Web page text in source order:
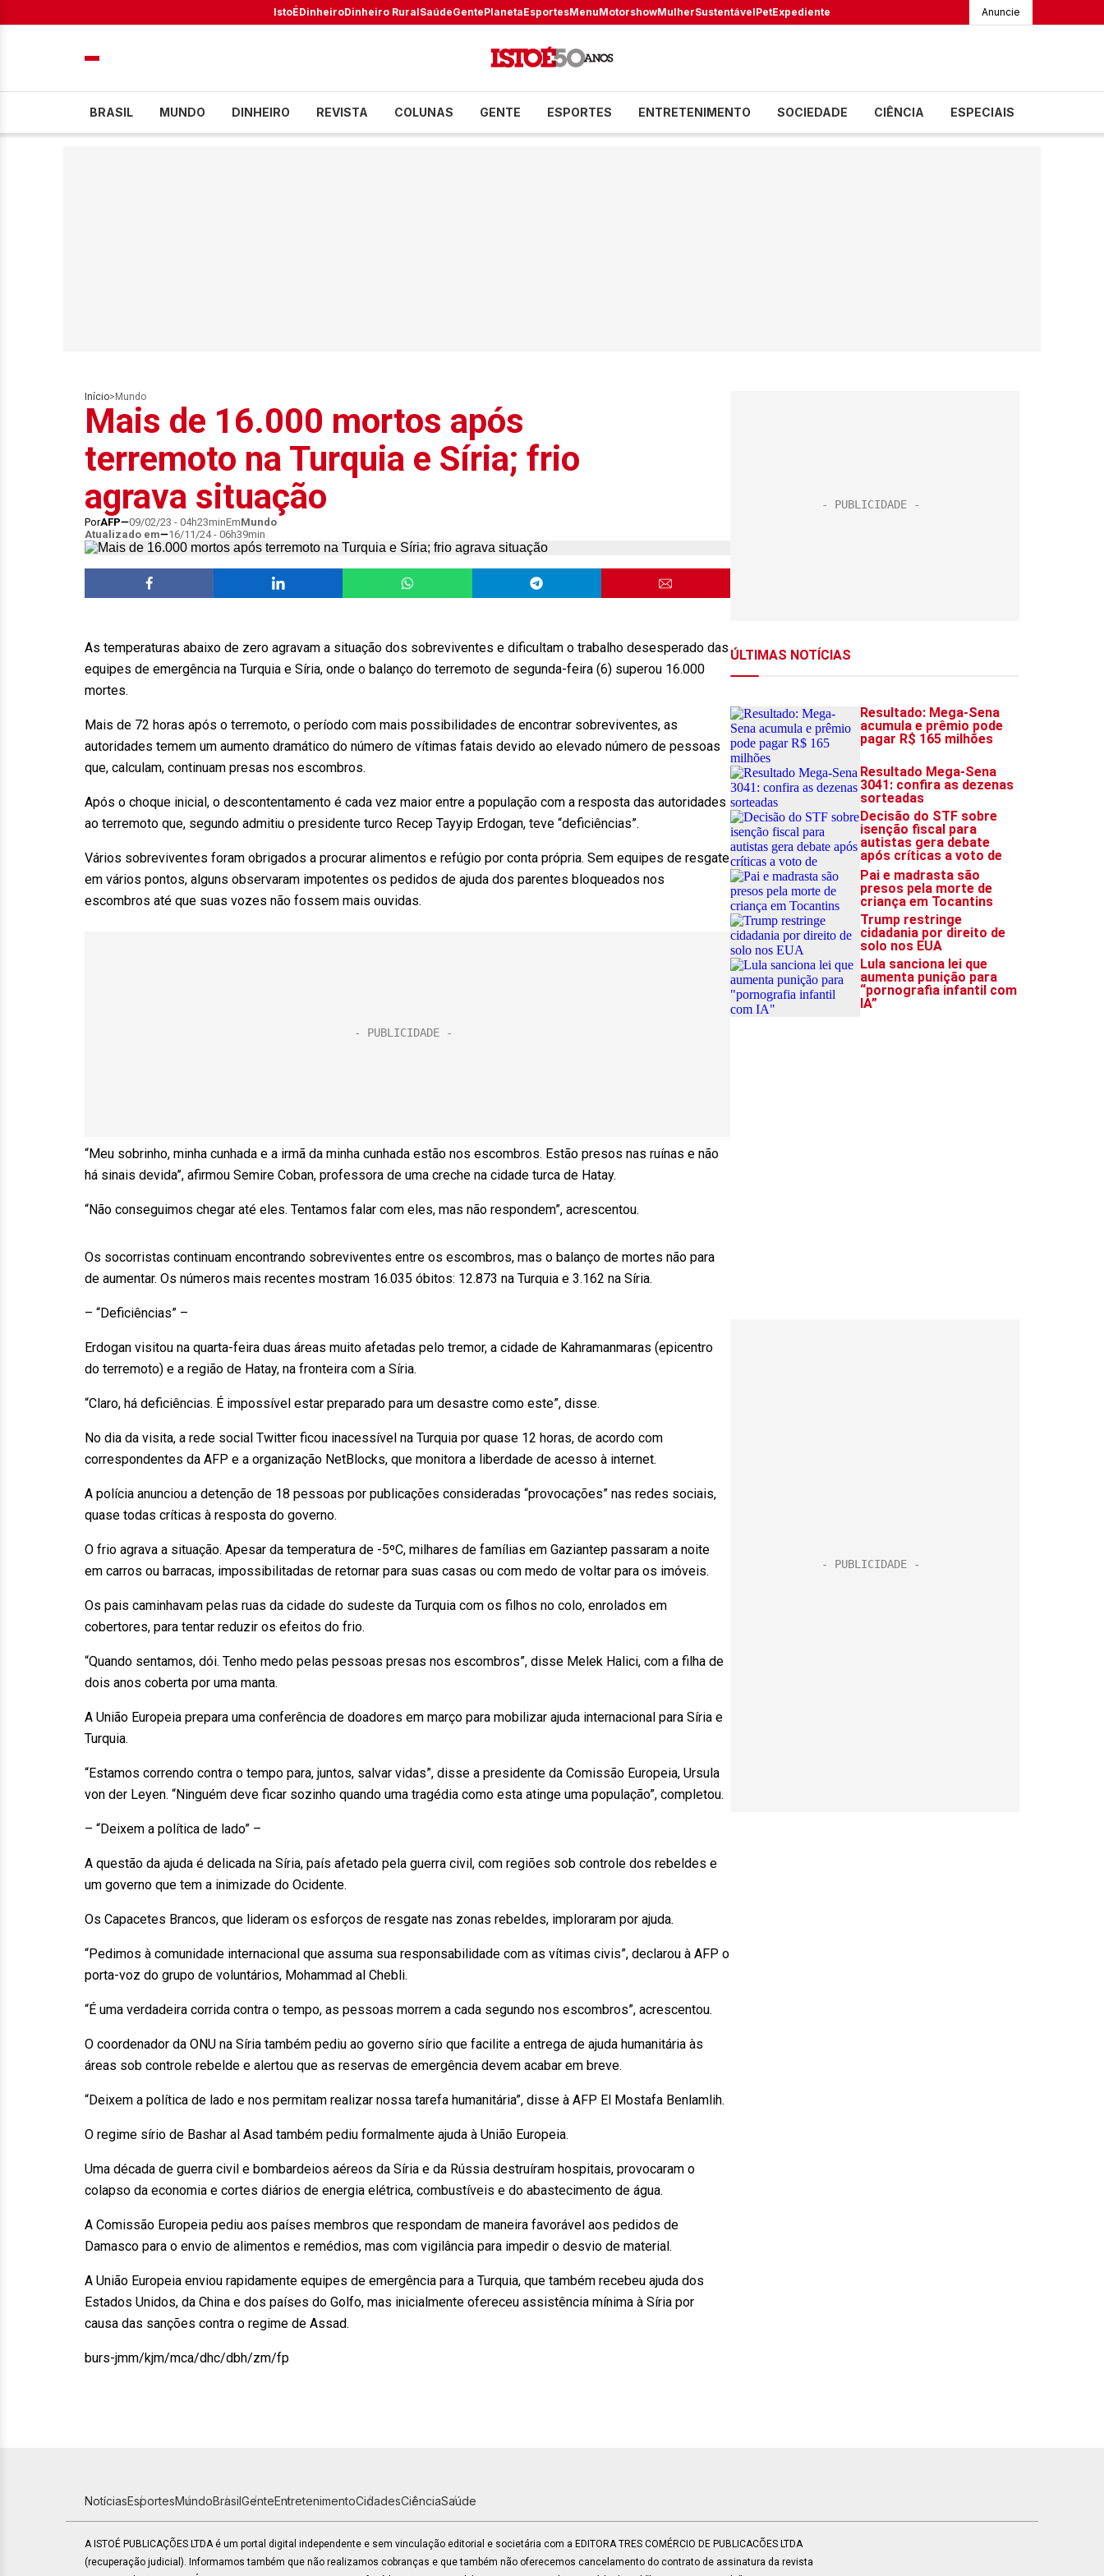
IstoÉDinheiroDinheiro RuralSaúdeGentePlanetaEsportesMenuMotorshowMulherSustentávelPetExpediente Anuncie
BRASIL MUNDO DINHEIRO REVISTA COLUNAS GENTE ESPORTES ENTRETENIMENTO SOCIEDADE CIÊNCIA ESPECIAIS
Início> Mundo
Mais de 16.000 mortos após
terremoto na Turquia e Síria; frio
agrava situação
PorAFP 09/02/23 - 04h23minEmMundo
Atualizado em
16/11/24 - 06h39min
As temperaturas abaixo de zero agravam a situação dos sobreviventes e dificultam o trabalho desesperado das
equipes de emergência na Turquia e Síria, onde o balanço do terremoto de segunda-feira (6) superou 16.000
mortes.
Mais de 72 horas após o terremoto, o período com mais possibilidades de encontrar sobreviventes, as
autoridades temem um aumento dramático do número de vítimas fatais devido ao elevado número de pessoas
que, calculam, continuam presas nos escombros.
Após o choque inicial, o descontentamento é cada vez maior entre a população com a resposta das autoridades
ao terremoto que, segundo admitiu o presidente turco Recep Tayyip Erdogan, teve “deficiências”.
Vários sobreviventes foram obrigados a procurar alimentos e refúgio por conta própria. Sem equipes de resgate
em vários pontos, alguns observaram impotentes os pedidos de ajuda dos parentes bloqueados nos
escombros até que suas vozes não fossem mais ouvidas.
“Meu sobrinho, minha cunhada e a irmã da minha cunhada estão nos escombros. Estão presos nas ruínas e não
há sinais devida”, afirmou Semire Coban, professora de uma creche na cidade turca de Hatay.
“Não conseguimos chegar até eles. Tentamos falar com eles, mas não respondem”, acrescentou.
Os socorristas continuam encontrando sobreviventes entre os escombros, mas o balanço de mortes não para
de aumentar. Os números mais recentes mostram 16.035 óbitos: 12.873 na Turquia e 3.162 na Síria.
– “Deficiências” –
Erdogan visitou na quarta-feira duas áreas muito afetadas pelo tremor, a cidade de Kahramanmaras (epicentro
do terremoto) e a região de Hatay, na fronteira com a Síria.
“Claro, há deficiências. É impossível estar preparado para um desastre como este”, disse.
No dia da visita, a rede social Twitter ficou inacessível na Turquia por quase 12 horas, de acordo com
correspondentes da AFP e a organização NetBlocks, que monitora a liberdade de acesso à internet.
A polícia anunciou a detenção de 18 pessoas por publicações consideradas “provocações” nas redes sociais,
quase todas críticas à resposta do governo.
O frio agrava a situação. Apesar da temperatura de -5ºC, milhares de famílias em Gaziantep passaram a noite
em carros ou barracas, impossibilitadas de retornar para suas casas ou com medo de voltar para os imóveis.
Os pais caminhavam pelas ruas da cidade do sudeste da Turquia com os filhos no colo, enrolados em
cobertores, para tentar reduzir os efeitos do frio.
“Quando sentamos, dói. Tenho medo pelas pessoas presas nos escombros”, disse Melek Halici, com a filha de
dois anos coberta por uma manta.
A União Europeia prepara uma conferência de doadores em março para mobilizar ajuda internacional para Síria e
Turquia.
“Estamos correndo contra o tempo para, juntos, salvar vidas”, disse a presidente da Comissão Europeia, Ursula
von der Leyen. “Ninguém deve ficar sozinho quando uma tragédia como esta atinge uma população”, completou.
– “Deixem a política de lado” –
A questão da ajuda é delicada na Síria, país afetado pela guerra civil, com regiões sob controle dos rebeldes e
um governo que tem a inimizade do Ocidente.
Os Capacetes Brancos, que lideram os esforços de resgate nas zonas rebeldes, imploraram por ajuda.
“Pedimos à comunidade internacional que assuma sua responsabilidade com as vítimas civis”, declarou à AFP o
porta-voz do grupo de voluntários, Mohammad al Chebli.
“É uma verdadeira corrida contra o tempo, as pessoas morrem a cada segundo nos escombros”, acrescentou.
O coordenador da ONU na Síria também pediu ao governo sírio que facilite a entrega de ajuda humanitária às
áreas sob controle rebelde e alertou que as reservas de emergência devem acabar em breve.
“Deixem a política de lado e nos permitam realizar nossa tarefa humanitária”, disse à AFP El Mostafa Benlamlih.
O regime sírio de Bashar al Asad também pediu formalmente ajuda à União Europeia.
Uma década de guerra civil e bombardeios aéreos da Síria e da Rússia destruíram hospitais, provocaram o
colapso da economia e cortes diários de energia elétrica, combustíveis e do abastecimento de água.
A Comissão Europeia pediu aos países membros que respondam de maneira favorável aos pedidos de
Damasco para o envio de alimentos e remédios, mas com vigilância para impedir o desvio de material.
A União Europeia enviou rapidamente equipes de emergência para a Turquia, que também recebeu ajuda dos
Estados Unidos, da China e dos países do Golfo, mas inicialmente ofereceu assistência mínima à Síria por
causa das sanções contra o regime de Assad.
burs-jmm/kjm/mca/dhc/dbh/zm/fp
NotíciasEsportesMundoBrasilGenteEntretenimentoCidadesCiênciaSaúde
A ISTOÉ PUBLICAÇÕES LTDA é um portal digital independente e sem vinculação editorial e societária com a EDITORA TRES COMÉRCIO DE PUBLICACÕES LTDA
(recuperação judicial). Informamos também que não realizamos cobranças e que também não oferecemos cancelamento do contrato de assinatura da revista